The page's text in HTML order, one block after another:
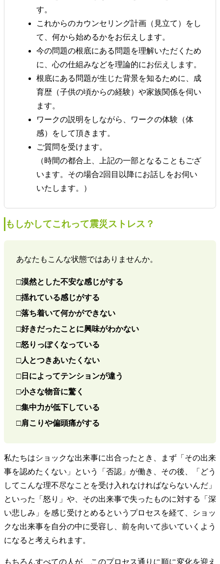
す。
これからのカウンセリング計画（見立て）をし
て、何から始めるかをお伝えします。
今の問題の根底にある問題を理解いただくため
に、心の仕組みなどを理論的にお伝えします。
根底にある問題が生じた背景を知るために、成
育歴（子供の頃からの経験）や家族関係を伺い
ます。
ワークの説明をしながら、ワークの体験（体
感）をして頂きます。
ご質問を受けます。
（時間の都合上、上記の一部となることもござ
います。その場合2回目以降にお話しをお伺い
いたします。）
もしかしてこれって震災ストレス？
あなたもこんな状態ではありませんか。
□漠然とした不安な感じがする
□揺れている感じがする
□落ち着いて何かができない
□好きだったことに興味がわかない
□怒りっぽくなっている
□人とつきあいたくない
□日によってテンションが違う
□小さな物音に驚く
□集中力が低下している
□肩こりや偏頭痛がする
私たちはショックな出来事に出合ったとき、まず「その出来
事を認めたくない」という「否認」が働き、その後、「どう
してこんな理不尽なことを受け入れなければならないんだ」
といった「怒り」や、その出来事で失ったものに対する「深
い悲しみ」を感じ受けとめるというプロセスを経て、ショッ
クな出来事を自分の中に受容し、前を向いて歩いていくよう
になると考えられます。
もちろんすべての人が、このプロセス通りに順に変化を迎え